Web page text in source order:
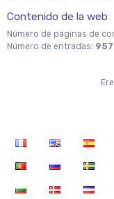
Contenido de la web
Número de páginas de
Número de entradas: 957